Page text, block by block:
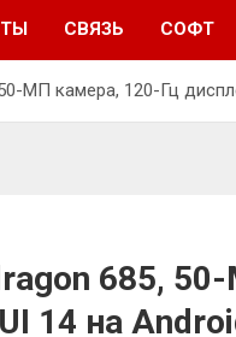
СВЯЗЬ СОФТ
МП камера, 120-Гц
685,
14 на